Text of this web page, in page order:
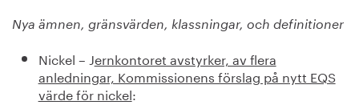
Nya ämnen, gränsvärden, klassningar, och definitioner
Nickel – Jernkontoret avstyrker, av flera
anledningar, Kommissionens förslag på nytt EQS
värde för nickel: